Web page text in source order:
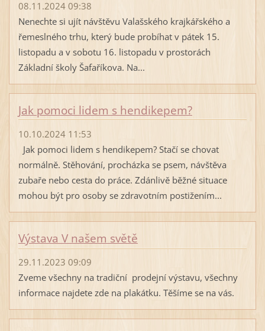
08.11.2024 09:38
Nenechte si ujít návštěvu Valašského krajkářského a
řemeslného trhu, který bude probíhat v pátek 15.
listopadu a v sobotu 16. listopadu v prostorách
Základní školy Šafaříkova. Na...
Jak pomoci lidem s hendikepem?
10.10.2024 11:53
Jak pomoci lidem s hendikepem? Stačí se chovat
normálně. Stěhování, procházka se psem, návštěva
zubaře nebo cesta do práce. Zdánlivě běžné situace
mohou být pro osoby se zdravotním postižením...
Výstava V našem světě
29.11.2023 09:09
Zveme všechny na tradiční prodejní výstavu, všechny
informace najdete zde na plakátku. Těšíme se na vás.